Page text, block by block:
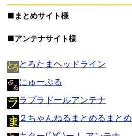
■まとめサイト様
■アンテナサイト様
とろたまヘッドライン
にゅーぷる
ラブラドールアンテナ
２ちゃんねるまとめるまとめ